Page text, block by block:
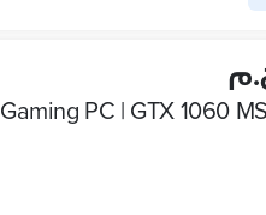
Gaming PC | GTX 1060